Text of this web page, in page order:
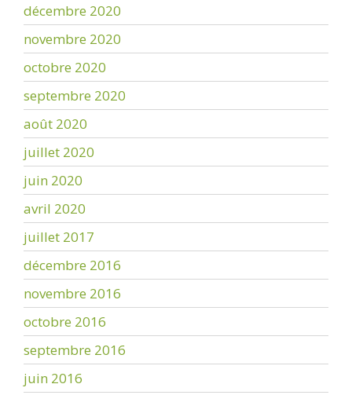
décembre 2020
novembre 2020
octobre 2020
septembre 2020
août 2020
juillet 2020
juin 2020
avril 2020
juillet 2017
décembre 2016
novembre 2016
octobre 2016
septembre 2016
juin 2016